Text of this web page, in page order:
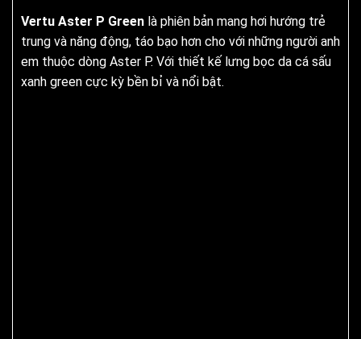
Vertu Aster P Green là phiên bản mang hơi hướng trẻ
trung và năng động, táo bạo hơn cho với những người anh
em thuộc dòng Aster P. Với thiết kế lưng bọc da cá sấu
xanh green cực kỳ bền bỉ và nổi bật.